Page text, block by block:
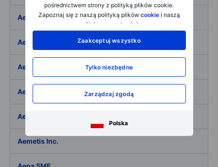
pośrednictwem strony z polityką plików cookie.
Zapoznaj się z naszą polityką plików cookiei naszą
polityką
prywatności
Zaakceptuj wszystko
Tylko niezbędne
Zarządzaj zgodą
Polska
Aeffe
Aegon Ltd
Aegon Ltd. - ADR
Aehr Test Systems
Aeluma Inc.
Aemetis Inc.